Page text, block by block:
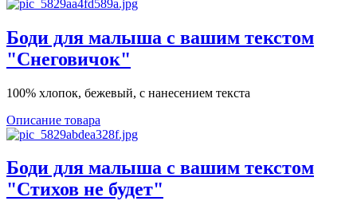
Боди для малыша с вашим текстом
"Снеговичок"
100% хлопок, бежевый, с нанесением текста
Описание товара
Боди для малыша с вашим текстом
"Стихов не будет"